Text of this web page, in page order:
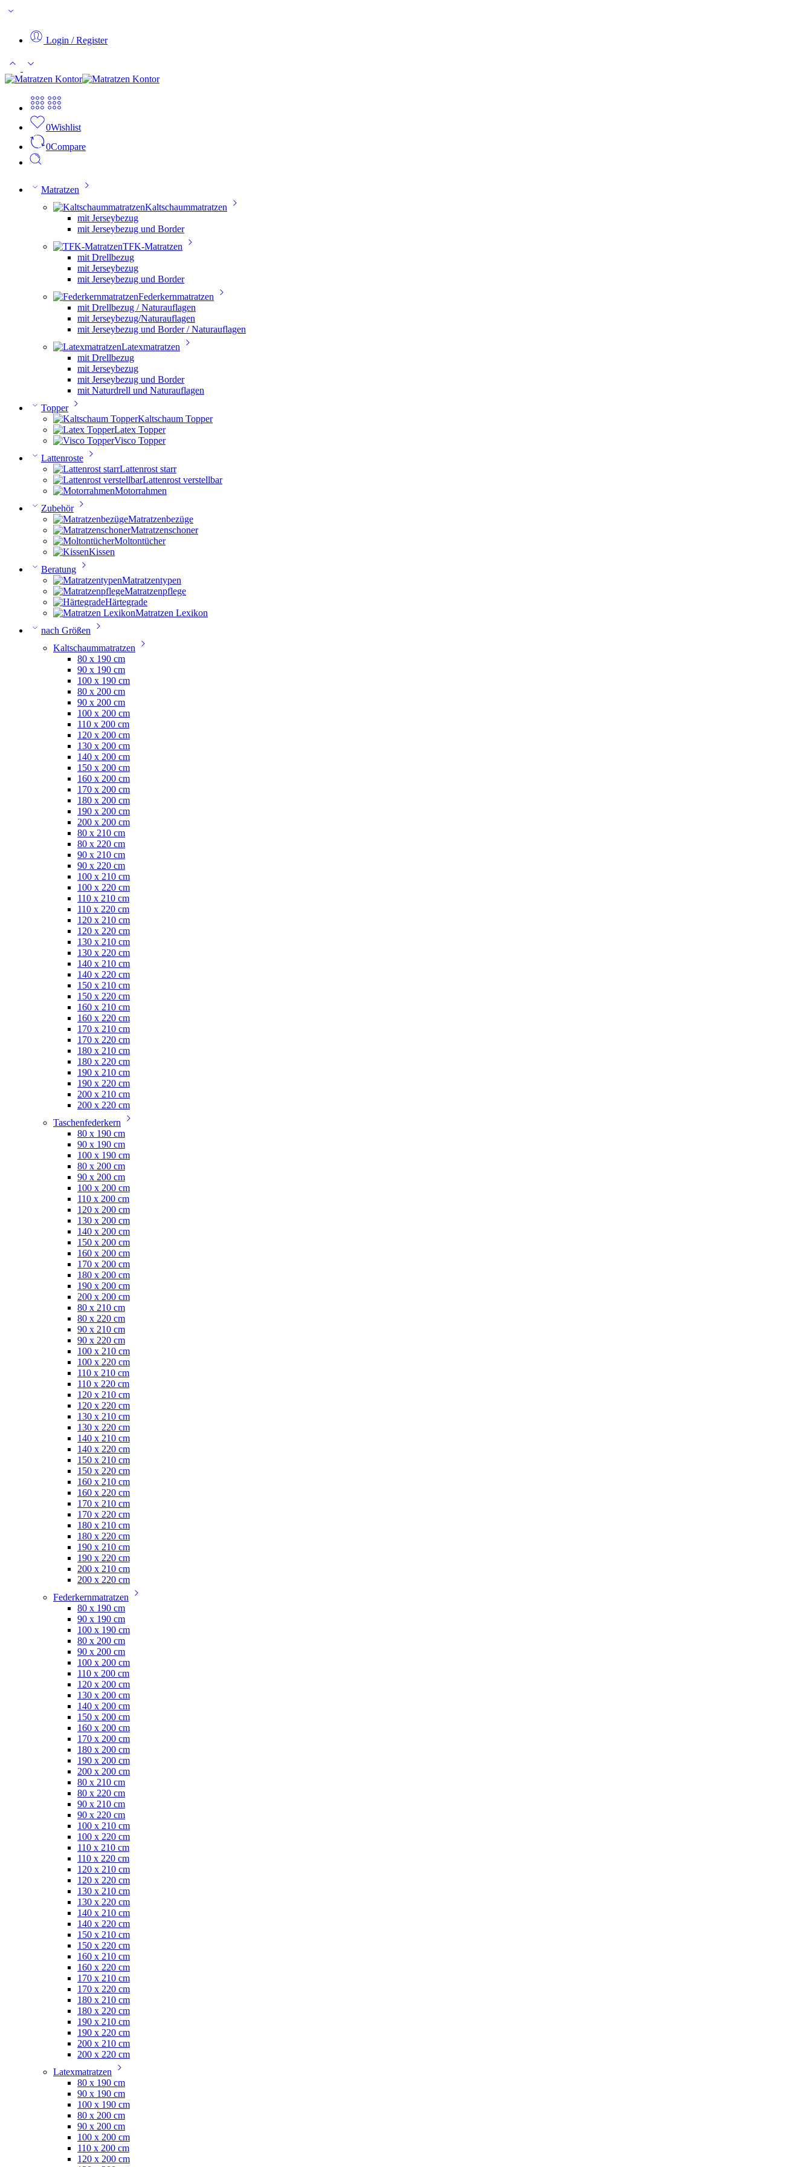
Login / Register
0Wishlist
0Compare
Matratzen
Kaltschaummatratzen
mit Jerseybezug
mit Jerseybezug und Border
TFK-Matratzen
mit Drellbezug
mit Jerseybezug
mit Jerseybezug und Border
Federkernmatratzen
mit Drellbezug / Naturauflagen
mit Jerseybezug/Naturauflagen
mit Jerseybezug und Border / Naturauflagen
Latexmatratzen
mit Drellbezug
mit Jerseybezug
mit Jerseybezug und Border
mit Naturdrell und Naturauflagen
Topper
Kaltschaum Topper
Latex Topper
Visco Topper
Lattenroste
Lattenrost starr
Lattenrost verstellbar
Motorrahmen
Zubehör
Matratzenbezüge
Matratzenschoner
Moltontücher
Kissen
Beratung
Matratzentypen
Matratzenpflege
Härtegrade
Matratzen Lexikon
nach Größen
Kaltschaummatratzen
80 x 190 cm
90 x 190 cm
100 x 190 cm
80 x 200 cm
90 x 200 cm
100 x 200 cm
110 x 200 cm
120 x 200 cm
130 x 200 cm
140 x 200 cm
150 x 200 cm
160 x 200 cm
170 x 200 cm
180 x 200 cm
190 x 200 cm
200 x 200 cm
80 x 210 cm
80 x 220 cm
90 x 210 cm
90 x 220 cm
100 x 210 cm
100 x 220 cm
110 x 210 cm
110 x 220 cm
120 x 210 cm
120 x 220 cm
130 x 210 cm
130 x 220 cm
140 x 210 cm
140 x 220 cm
150 x 210 cm
150 x 220 cm
160 x 210 cm
160 x 220 cm
170 x 210 cm
170 x 220 cm
180 x 210 cm
180 x 220 cm
190 x 210 cm
190 x 220 cm
200 x 210 cm
200 x 220 cm
Taschenfederkern
80 x 190 cm
90 x 190 cm
100 x 190 cm
80 x 200 cm
90 x 200 cm
100 x 200 cm
110 x 200 cm
120 x 200 cm
130 x 200 cm
140 x 200 cm
150 x 200 cm
160 x 200 cm
170 x 200 cm
180 x 200 cm
190 x 200 cm
200 x 200 cm
80 x 210 cm
80 x 220 cm
90 x 210 cm
90 x 220 cm
100 x 210 cm
100 x 220 cm
110 x 210 cm
110 x 220 cm
120 x 210 cm
120 x 220 cm
130 x 210 cm
130 x 220 cm
140 x 210 cm
140 x 220 cm
150 x 210 cm
150 x 220 cm
160 x 210 cm
160 x 220 cm
170 x 210 cm
170 x 220 cm
180 x 210 cm
180 x 220 cm
190 x 210 cm
190 x 220 cm
200 x 210 cm
200 x 220 cm
Federkernmatratzen
80 x 190 cm
90 x 190 cm
100 x 190 cm
80 x 200 cm
90 x 200 cm
100 x 200 cm
110 x 200 cm
120 x 200 cm
130 x 200 cm
140 x 200 cm
150 x 200 cm
160 x 200 cm
170 x 200 cm
180 x 200 cm
190 x 200 cm
200 x 200 cm
80 x 210 cm
80 x 220 cm
90 x 210 cm
90 x 220 cm
100 x 210 cm
100 x 220 cm
110 x 210 cm
110 x 220 cm
120 x 210 cm
120 x 220 cm
130 x 210 cm
130 x 220 cm
140 x 210 cm
140 x 220 cm
150 x 210 cm
150 x 220 cm
160 x 210 cm
160 x 220 cm
170 x 210 cm
170 x 220 cm
180 x 210 cm
180 x 220 cm
190 x 210 cm
190 x 220 cm
200 x 210 cm
200 x 220 cm
Latexmatratzen
80 x 190 cm
90 x 190 cm
100 x 190 cm
80 x 200 cm
90 x 200 cm
100 x 200 cm
110 x 200 cm
120 x 200 cm